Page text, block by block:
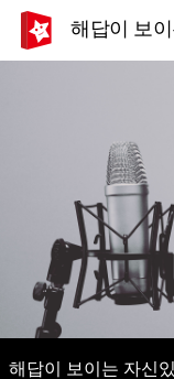
해답이 보
해답이 보이는 자신